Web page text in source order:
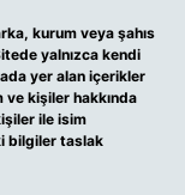
kurum veya şahıs
yalnızca kendi
yer alan içerikler
kişiler hakkında
ile isim
bilgiler taslak